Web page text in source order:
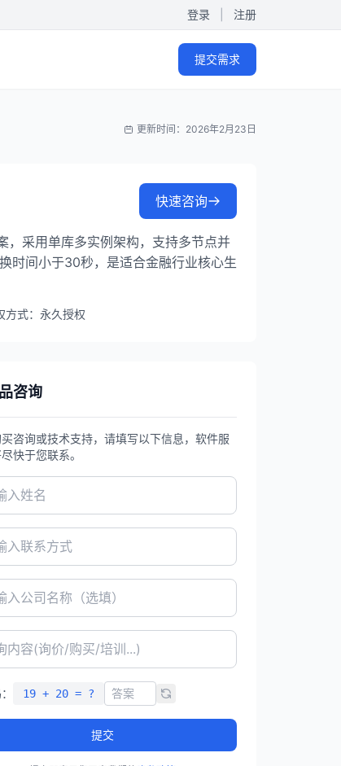
登录 注册
提交需求
更新时间：2026年2月23日
快速咨询
，采用单库多实例架构，支持多节点并
时间小于30秒，是适合金融行业核心生
方式：永久授权
咨询
咨询或技术支持，请填写以下信息，软件服
快于您联系。
19 + 20 = ?
提交